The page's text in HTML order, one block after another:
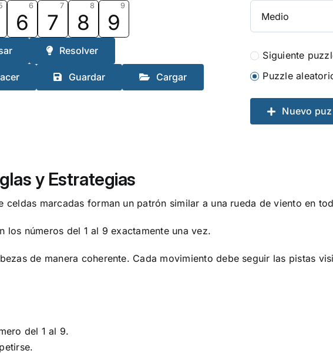
6
6
7
7
8
8
9
9
Resolver
Guardar Cargar
Siguiente
Puzzle
Nuevo
y Estrategias
celdas marcadas forman un patrón similar a una rueda de viento en
los números del 1 al 9 exactamente una vez.
de manera coherente. Cada movimiento debe seguir las pistas
del 1 al 9.